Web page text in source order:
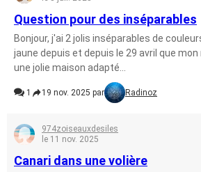
Question pour des inséparables
Bonjour, j'ai 2 jolis inséparables de
jaune depuis et depuis le 29 avril que
une jolie maison adapté...
1 19 nov. 2025 par Radinoz
974zoiseauxdesiles
le 11 nov. 2025
Canari dans une volière